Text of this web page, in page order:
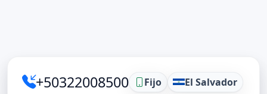
+50322008500 Fijo El Salvador